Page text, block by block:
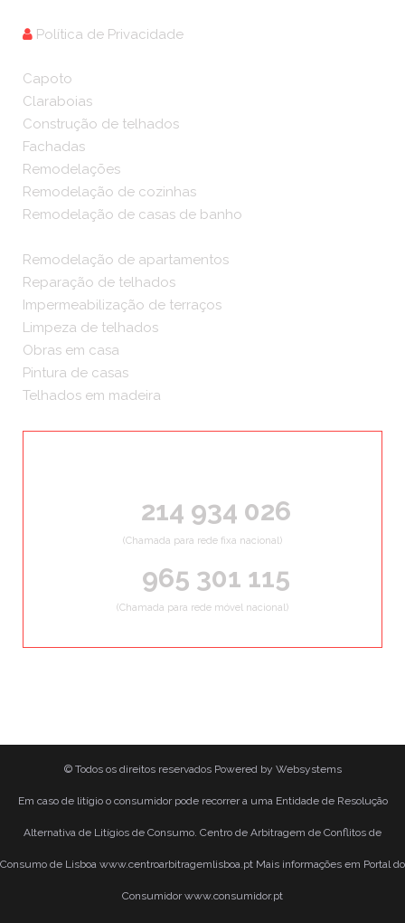
Política de Privacidade
Capoto
Claraboias
Construção de telhados
Fachadas
Remodelações
Remodelação de cozinhas
Remodelação de casas de banho
Remodelação de apartamentos
Reparação de telhados
Impermeabilização de terraços
Limpeza de telhados
Obras em casa
Pintura de casas
Telhados em madeira
214 934 026
(Chamada para rede fixa nacional)
965 301 115
(Chamada para rede móvel nacional)
© Todos os direitos reservadosPowered by Websystems
Em caso de litígio o consumidor pode recorrer a uma Entidade de Resolução
Alternativa de Litígios de Consumo. Centro de Arbitragem de Conflitos de
Consumo de Lisboa www.centroarbitragemlisboa.pt Mais informações em Portal do
Consumidor www.consumidor.pt